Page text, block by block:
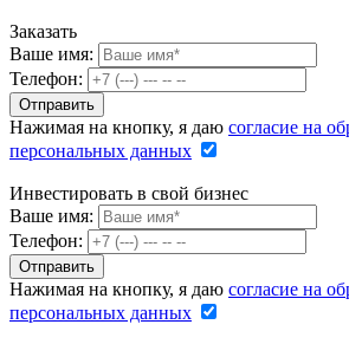
Заказать
Ваше имя:
Телефон:
Нажимая на кнопку, я даю согласие на
персональных данных
Инвестировать в свой бизнес
Ваше имя:
Телефон:
Нажимая на кнопку, я даю согласие на
персональных данных